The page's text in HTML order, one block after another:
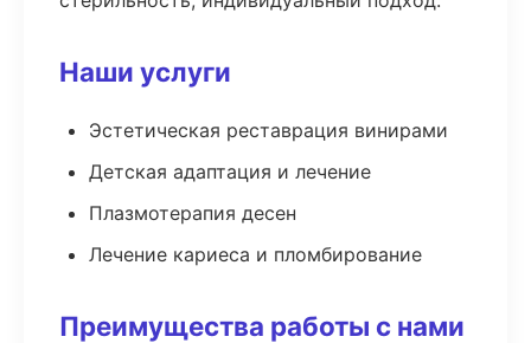
Наши услуги
Эстетическая реставрация винирами
Детская адаптация и лечение
Плазмотерапия десен
Лечение кариеса и пломбирование
Преимущества работы с нами